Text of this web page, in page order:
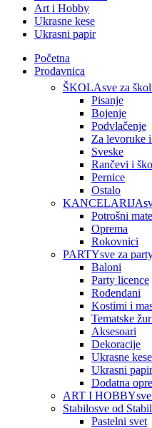
Art i Hobby
Ukrasne kese
Ukrasni papir
Početna
Prodavnica
ŠKOLAsve za
Pisanje
Bojenje
Podvlačenje
Za levoruke
Sveske
Rančevi i
Pernice
Ostalo
KANCELARIJA
Potrošni
Oprema
Rokovnici
PARTYsve za
Baloni
Party licence
Rođendani
Kostimi i
Tematske
Aksesoari
Dekoracije
Ukrasne kese
Ukrasni papir
Dodatna
ART I HOBBY
Stabilosve od
Pastelni svet